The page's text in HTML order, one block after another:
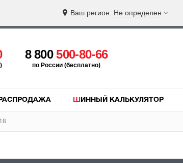
Ваш регион: Не определен
8 800500-80-66
по России (бесплатно)
РАСПРОДАЖА ШИННЫЙ КАЛЬКУЛЯТОР